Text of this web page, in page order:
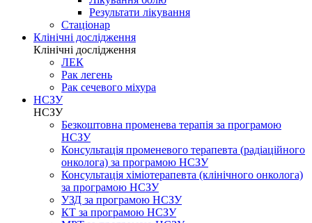
Результати лікування
Стаціонар
Клінічні дослідження
Клінічні дослідження
ЛЕК
Рак легень
Рак сечевого міхура
НСЗУ
НСЗУ
Безкоштовна променева терапія за програмою
НСЗУ
Консультація променевого терапевта (радіаційного
онколога) за програмою НСЗУ
Консультація хіміотерапевта (клінічного онколога)
за програмою НСЗУ
УЗД за програмою НСЗУ
КТ за програмою НСЗУ